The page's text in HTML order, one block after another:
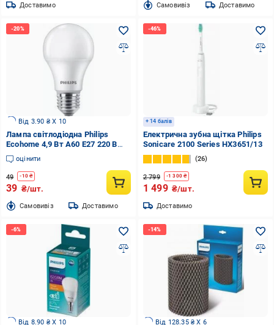
Доставимо Cамовивіз Доставимо
Від 3.90 ₴ X 10
Лампа світлодіодна Philips
Ecohome 4,9 Вт A60 E27 220 В
929003564137
оцінити
49 -10 ₴
39 ₴/шт.
Cамовивіз Доставимо
+ 14 балів
Електрична зубна щітка Philips
Sonicare 2100 Series HX3651/13
26
2 799 -1 300 ₴
1 499 ₴/шт.
Доставимо
Від 8.90 ₴ X 10 Від 128.35 ₴ X 6